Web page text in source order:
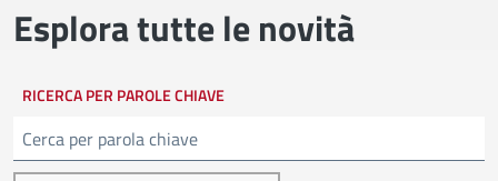
Esplora tutte le novità
RICERCA PER PAROLE CHIAVE